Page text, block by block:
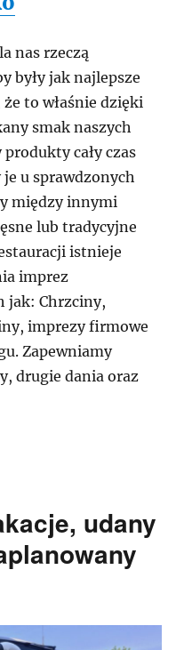
nas rzeczą
były jak najlepsze
to właśnie dzięki
smak naszych
cały czas
u sprawdzonych
między innymi
lub tradycyjne
istnieje
imprez
jak: Chrzciny,
imprezy firmowe
Zapewniamy
drugie dania oraz
udany